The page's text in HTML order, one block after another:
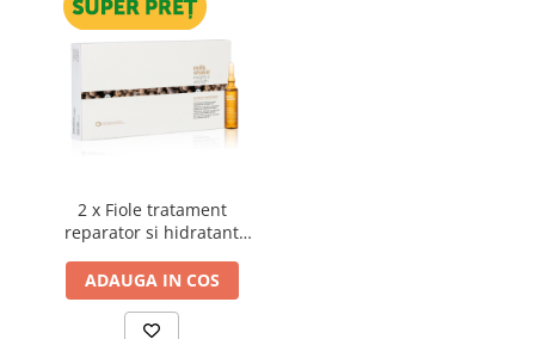
2 x Fiole tratament
reparator si hidratant
Shake Integrity &
Strength Repairing Hair
Lotion, 8 x 10 ml
ADAUGA IN COS